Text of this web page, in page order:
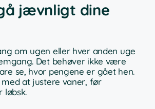
jævnligt dine
om ugen eller hver anden uge
Det behøver ikke være
se, hvor pengene er gået hen.
at justere vaner, før
løbsk.